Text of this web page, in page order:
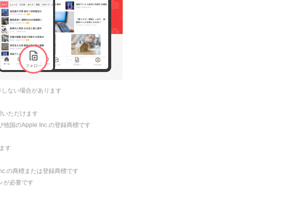
ない場合があります
ただけます
国のApple Inc.の登録商標です
す
の商標または登録商標です
が必要です